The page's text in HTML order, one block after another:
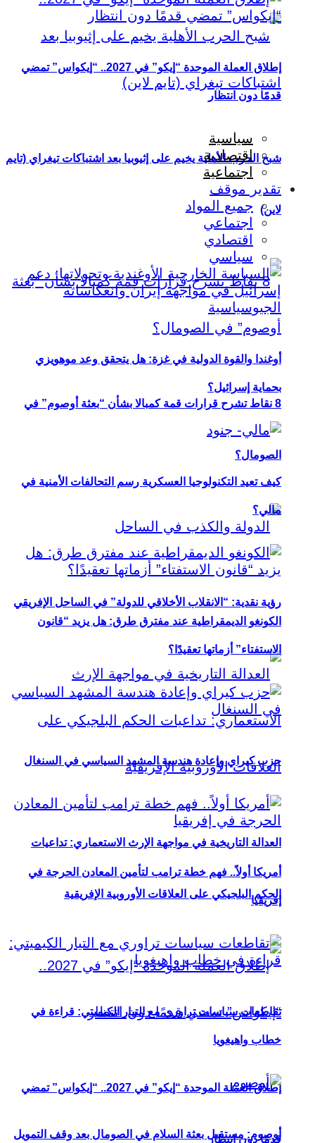
شبح الحرب الأهلية يخيم على إثيوبيا بعد اشتباكات تيغراي (تايم
لاين)
8 نقاط تشرح قرارات قمة كمبالا بشأن “بعثة أوصوم” في
الصومال؟
رؤية نقدية: “الانقلاب الأخلاقي للدولة” في الساحل الإفريقي
العدالة التاريخية في مواجهة الإرث الاستعماري: تداعيات
الحكم البلجيكي على العلاقات الأوروبية الإفريقية
إطلاق العملة الموحدة “إيكو” في 2027.. “إيكواس” تمضي
قدمًا دون انتظار
إطلاق العملة الموحدة “إيكو” في 2027.. “إيكواس” تمضي
قدمًا دون انتظار
سياسية
اقتصادية
اجتماعية
تقدير موقف
جميع المواد
اجتماعي
اقتصادي
سياسي
أوغندا والقوة الدولية في غزة: هل يتحقق وعد موهويزي
بحماية إسرائيل؟
كيف تعيد التكنولوجيا العسكرية رسم التحالفات الأمنية في
مالي؟
الكونغو الديمقراطية عند مفترق طرق: هل يزيد “قانون
الاستفتاء” أزماتها تعقيدًا؟
حزب كيراي وإعادة هندسة المشهد السياسي في السنغال
أمريكا أولاً.. فهم خطة ترامب لتأمين المعادن الحرجة في
إفريقيا
تقاطعات سياسات تراوري مع التيار الكيميتي: قراءة في
خطاب واهيغويا
أوصوم: مستقبل بعثة السلام في الصومال بعد وقف التمويل